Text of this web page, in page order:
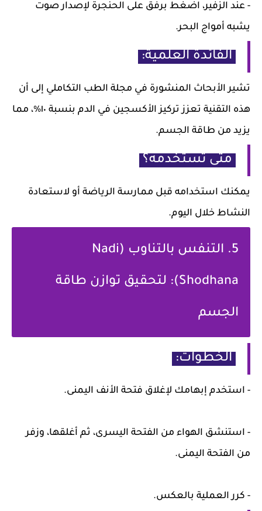
- عند الزفير، اضغط برفق على الحنجرة لإصدار صوت
يشبه أمواج البحر.
الفائدة العلمية:
تشير الأبحاث المنشورة في مجلة الطب التكاملي إلى أن
هذه التقنية تعزز تركيز الأكسجين في الدم بنسبة ١٠%، مما
يزيد من طاقة الجسم.
متى تستخدمه؟
يمكنك استخدامه قبل ممارسة الرياضة أو لاستعادة
النشاط خلال اليوم.
5. التنفس بالتناوب (Nadi
Shodhana): لتحقيق توازن طاقة
الجسم
الخطوات:
- استخدم إبهامك لإغلاق فتحة الأنف اليمنى.
- استنشق الهواء من الفتحة اليسرى، ثم أغلقها، وزفر
من الفتحة اليمنى.
- كرر العملية بالعكس.